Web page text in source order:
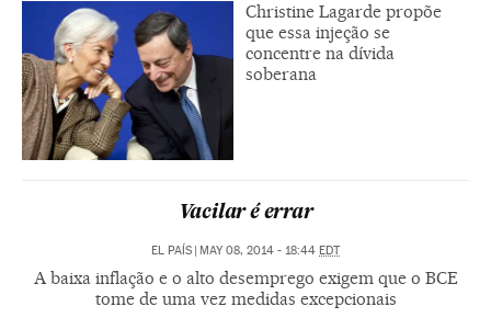
Christine Lagarde propõe
que essa injeção se
concentre na dívida
soberana
Vacilar é errar
EL PAÍS | MAY 08, 2014 - 18:44 EDT
A baixa inflação e o alto desemprego exigem que o BCE
tome de uma vez medidas excepcionais